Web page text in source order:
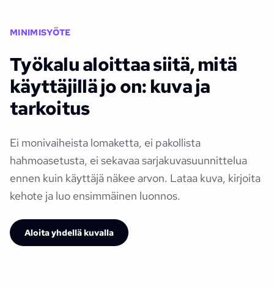
MINIMISYÖTE
Työkalu aloittaa siitä, mitä
käyttäjillä jo on: kuva ja
tarkoitus
Ei monivaiheista lomaketta, ei pakollista
hahmoasetusta, ei sekavaa sarjakuvasuunnittelua
ennen kuin käyttäjä näkee arvon. Lataa kuva, kirjoita
kehote ja luo ensimmäinen luonnos.
Aloita yhdellä kuvalla